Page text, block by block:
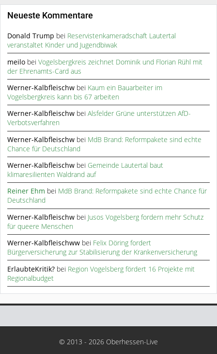
Neueste Kommentare
Donald Trump bei Reservistenkameradschaft Lautertal
veranstaltet Kinder und Jugendbiwak
meilo beiVogelsbergkreis zeichnet Dominik und Florian Rühl mit
der Ehrenamts-Card aus
Werner-Kalbfleischw bei Kaum ein Bauarbeiter im
Vogelsbergkreis kann bis 67 arbeiten
Werner-Kalbfleischw beiAlsfelder Grüne unterstützen AfD-
Verbotsverfahren
Werner-Kalbfleischw bei MdB Brand: Reformpakete sind echte
Chance für Deutschland
Werner-Kalbfleischw bei Gemeinde Lautertal baut
klimaresilienten Waldrand auf
Reiner Ehm bei MdB Brand: Reformpakete sind echte Chance für
Deutschland
Werner-Kalbfleischw bei Jusos Vogelsberg fordern mehr Schutz
für queere Menschen
Werner-Kalbfleischww bei Felix Döring fordert
Bürgerversicherung zur Stabilisierung der Krankenversicherung
ErlaubteKritik? bei Region Vogelsberg fördert 16 Projekte mit
Regionalbudget
© 2013 - 2026 Oberhessen-Live